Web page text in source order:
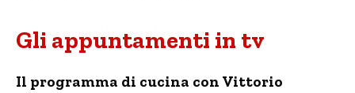
Gli appuntamenti in tv
Il programma di cucina con Vittorio